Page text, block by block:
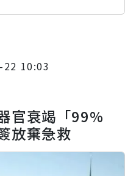
10:03
官衰竭「99%
放棄急救